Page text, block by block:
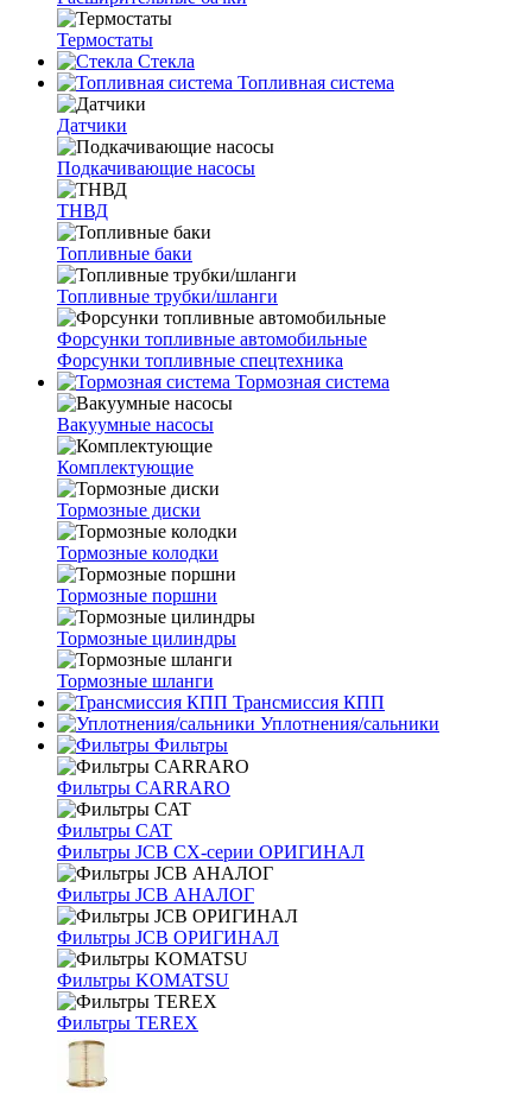
Термостаты
Стекла
Топливная система
Датчики
Подкачивающие насосы
ТНВД
Топливные баки
Топливные трубки/шланги
Форсунки топливные автомобильные
Форсунки топливные спецтехника
Тормозная система
Вакуумные насосы
Комплектующие
Тормозные диски
Тормозные колодки
Тормозные поршни
Тормозные цилиндры
Тормозные шланги
Трансмиссия КПП
Уплотнения/сальники
Фильтры
Фильтры CARRARO
Фильтры CAT
Фильтры JCB CX-серии ОРИГИНАЛ
Фильтры JCB АНАЛОГ
Фильтры JCB ОРИГИНАЛ
Фильтры KOMATSU
Фильтры TEREX